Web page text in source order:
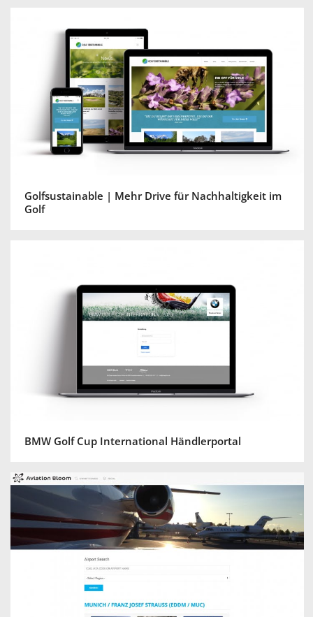
Golfsustainable | Mehr Drive für Nachhaltigkeit im
Golf
BMW Golf Cup International Händlerportal